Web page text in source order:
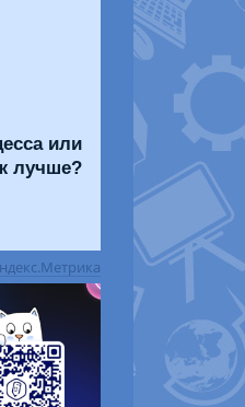
или
лучше?